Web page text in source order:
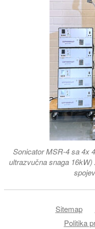
Sonicator MSR-4 sa 4x
ultrazvučna snaga
Sitemap
Politika